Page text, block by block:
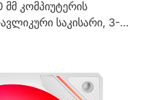
მმ კომპიუტერის
საკისარი, 3-